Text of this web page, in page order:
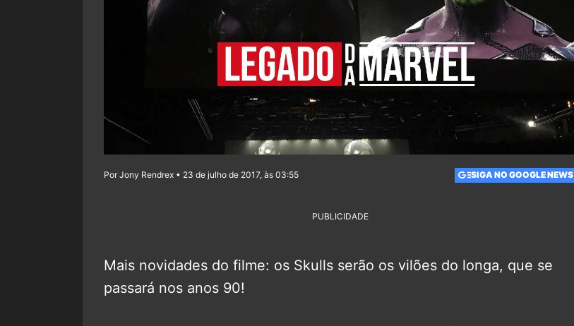
Por Jony Rendrex • 23 de julho de 2017, às 03:55 SIGA NO GOOGLE NEWS
PUBLICIDADE
Mais novidades do filme: os Skulls serão os vilões do longa, que se
passará nos anos 90!